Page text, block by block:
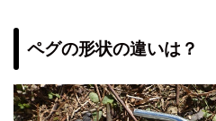
ペグの形状の違いは？